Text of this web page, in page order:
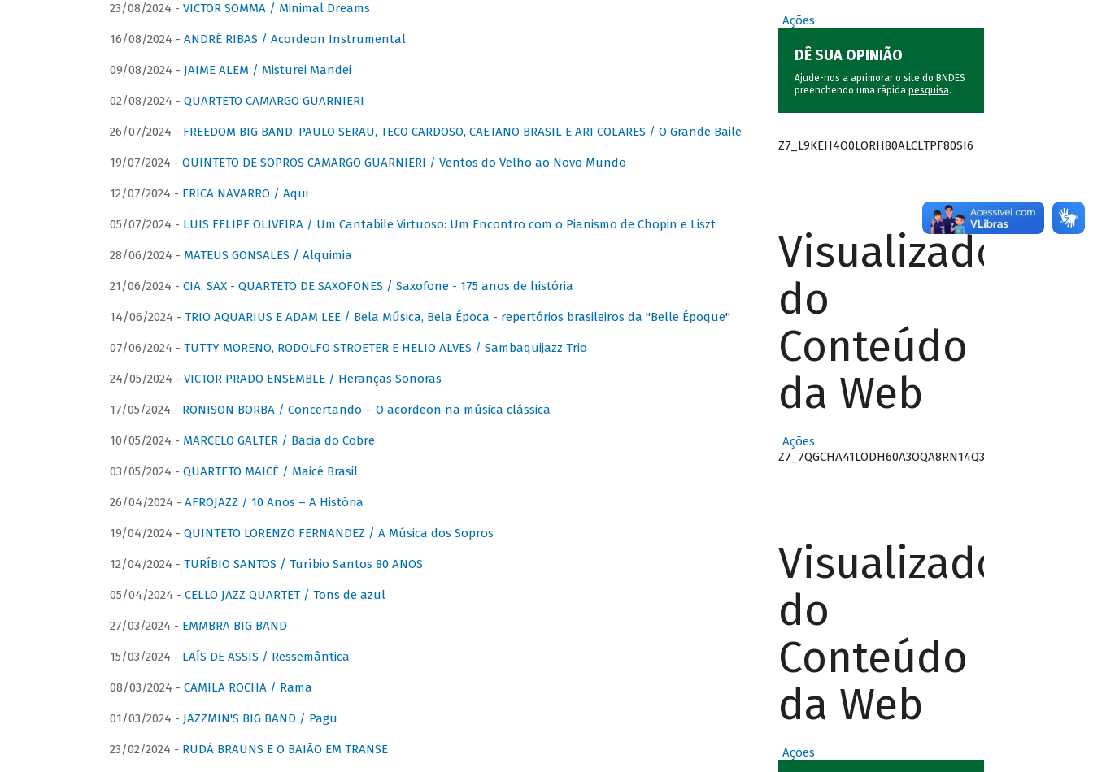
23/08/2024 - VICTOR SOMMA / Minimal Dreams
16/08/2024 - ANDRÉ RIBAS / Acordeon Instrumental
09/08/2024 - JAIME ALEM / Misturei Mandei
02/08/2024 - QUARTETO CAMARGO GUARNIERI
26/07/2024 - FREEDOM BIG BAND, PAULO SERAU, TECO CARDOSO, CAETANO BRASIL E ARI COLARES / O Grande Baile
19/07/2024 - QUINTETO DE SOPROS CAMARGO GUARNIERI / Ventos do Velho ao Novo Mundo
12/07/2024 - ERICA NAVARRO / Aqui
05/07/2024 - LUIS FELIPE OLIVEIRA / Um Cantabile Virtuoso: Um Encontro com o Pianismo de Chopin e Liszt
28/06/2024 - MATEUS GONSALES / Alquimia
21/06/2024 - CIA. SAX - QUARTETO DE SAXOFONES / Saxofone - 175 anos de história
14/06/2024 - TRIO AQUARIUS E ADAM LEE / Bela Música, Bela Época - repertórios brasileiros da "Belle Époque"
07/06/2024 - TUTTY MORENO, RODOLFO STROETER E HELIO ALVES / Sambaquijazz Trio
24/05/2024 - VICTOR PRADO ENSEMBLE / Heranças Sonoras
17/05/2024 - RONISON BORBA / Concertando – O acordeon na música clássica
10/05/2024 - MARCELO GALTER / Bacia do Cobre
03/05/2024 - QUARTETO MAICÉ / Maicé Brasil
26/04/2024 - AFROJAZZ / 10 Anos – A História
19/04/2024 - QUINTETO LORENZO FERNANDEZ / A Música dos Sopros
12/04/2024 - TURÍBIO SANTOS / Turíbio Santos 80 ANOS
05/04/2024 - CELLO JAZZ QUARTET / Tons de azul
27/03/2024 - EMMBRA BIG BAND
15/03/2024 - LAÍS DE ASSIS / Ressemântica
08/03/2024 - CAMILA ROCHA / Rama
01/03/2024 - JAZZMIN'S BIG BAND / Pagu
23/02/2024 - RUDÁ BRAUNS E O BAIÃO EM TRANSE
Ações
DÊ SUA OPINIÃO
Ajude-nos a aprimorar o site do BNDES
preenchendo uma rápida pesquisa.
Z7_L9KEH4O0LORH80ALCLTPF80SI6
Visualizador
do
Conteúdo
da Web
Ações
Z7_7QGCHA41LODH60A3OQA8RN14Q3
Visualizador
do
Conteúdo
da Web
Ações